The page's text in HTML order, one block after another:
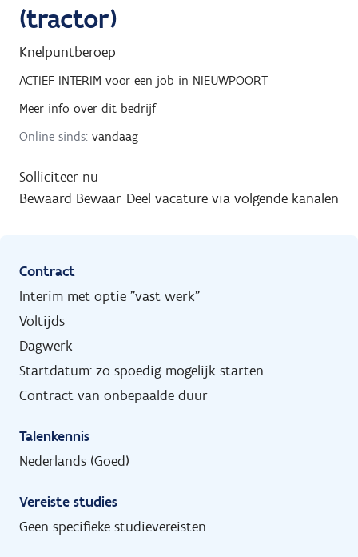
(tractor)
Knelpuntberoep
ACTIEF INTERIM voor een job in NIEUWPOORT
Meer info over dit bedrijf
Online sinds: vandaag
Solliciteer nu
Bewaard Bewaar Deel vacature via volgende kanalen
Contract
Interim met optie "vast werk"
Voltijds
Dagwerk
Startdatum: zo spoedig mogelijk starten
Contract van onbepaalde duur
Talenkennis
Nederlands (Goed)
Vereiste studies
Geen specifieke studievereisten